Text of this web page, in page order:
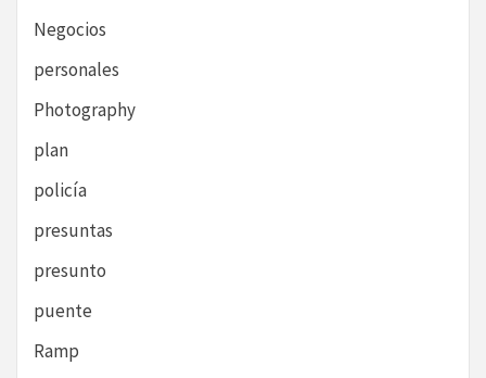
Negocios
personales
Photography
plan
policía
presuntas
presunto
puente
Ramp